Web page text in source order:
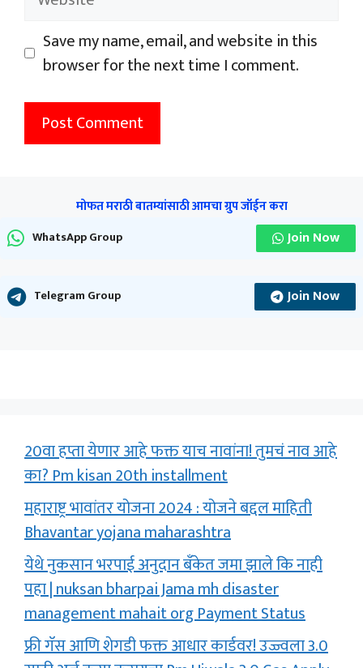
Save my name, email, and website in this
browser for the next time I comment.
मोफत मराठी बातम्यांसाठी आमचा ग्रुप जॉईन करा
WhatsApp Group Join Now
Telegram Group Join Now
20वा हप्ता येणार आहे फक्त याच नावांना! तुमचं नाव आहे
का? Pm kisan 20th installment
महाराष्ट्र भावांतर योजना 2024 : योजने बद्दल माहिती
Bhavantar yojana maharashtra
येथे नुकसान भरपाई अनुदान बँकेत जमा झाले कि नाही
पहा | nuksan bharpai Jama mh disaster
management mahait org Payment Status
फ्री गॅस आणि शेगडी फक्त आधार कार्डवर! उज्ज्वला 3.0